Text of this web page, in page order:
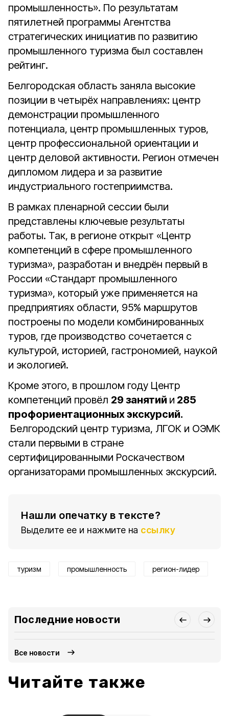
промышленность». По результатам
пятилетней программы Агентства
стратегических инициатив по развитию
промышленного туризма был составлен
рейтинг.
Белгородская область заняла высокие
позиции в четырёх направлениях: центр
демонстрации промышленного
потенциала, центр промышленных туров,
центр профессиональной ориентации и
центр деловой активности. Регион отмечен
дипломом лидера и за развитие
индустриального гостеприимства.
В рамках пленарной сессии были
представлены ключевые результаты
работы. Так, в регионе открыт «Центр
компетенций в сфере промышленного
туризма», разработан и внедрён первый в
России «Стандарт промышленного
туризма», который уже применяется на
предприятиях области, 95% маршрутов
построены по модели комбинированных
туров, где производство сочетается с
культурой, историей, гастрономией, наукой
и экологией.
Кроме этого, в прошлом году Центр
компетенций провёл 29 занятий и 285
профориентационных экскурсий.
Белгородский центр туризма, ЛГОК и ОЭМК
стали первыми в стране
сертифицированными Роскачеством
организаторами промышленных экскурсий.
Нашли опечатку в тексте?
Выделите ее и нажмите на ссылку
туризм промышленность регион-лидер
Последние новости
Все новости
Читайте также